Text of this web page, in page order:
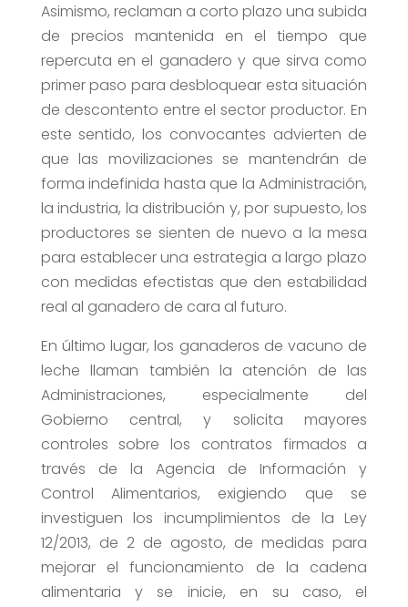
Asimismo, reclaman a corto plazo una subida
de precios mantenida en el tiempo que
repercuta en el ganadero y que sirva como
primer paso para desbloquear esta situación
de descontento entre el sector productor. En
este sentido, los convocantes advierten de
que las movilizaciones se mantendrán de
forma indefinida hasta que la Administración,
la industria, la distribución y, por supuesto, los
productores se sienten de nuevo a la mesa
para establecer una estrategia a largo plazo
con medidas efectistas que den estabilidad
real al ganadero de cara al futuro.
En último lugar, los ganaderos de vacuno de
leche llaman también la atención de las
Administraciones, especialmente del
Gobierno central, y solicita mayores
controles sobre los contratos firmados a
través de la Agencia de Información y
Control Alimentarios, exigiendo que se
investiguen los incumplimientos de la Ley
12/2013, de 2 de agosto, de medidas para
mejorar el funcionamiento de la cadena
alimentaria y se inicie, en su caso, el